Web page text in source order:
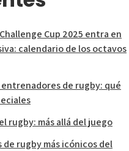
Cup 2025 entra en
calendario de los octavos
entrenadores de rugby: qué
rugby: más allá del juego
de rugby más icónicos del